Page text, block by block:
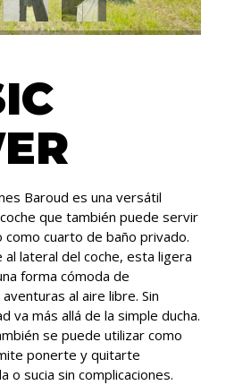
Baroud es una versátil
que también puede servir
cuarto de baño privado.
al lateral del coche, esta ligera
forma cómoda de
al aire libre. Sin
va más allá de la simple ducha.
se puede utilizar como
ponerte y quitarte
o sucia sin complicaciones.